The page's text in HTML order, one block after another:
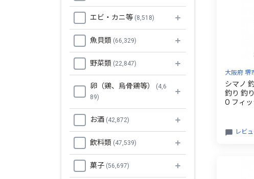
大阪府 堺
シマノ
釣り 釣
O フィ
レビ
エビ・カニ等 (8,518)
魚貝類 (66,329)
野菜類 (22,847)
卵（鶏、烏骨鶏等）
(4,6
89)
お酒 (42,872)
飲料類 (47,539)
菓子 (56,697)